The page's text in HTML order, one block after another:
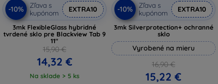
-10%
Zľava s
kupónom
EXTRA10
3mk FlexibleGlass hybridné
tvrdené sklo pre Blackview Tab 9
11"
15,90 €
14,32 €
Na sklade > 5 ks
-10%
Zľava s
kupónom
EXTRA10
3mk Silverprotection+ ochranné
sklo
Vyrobené na mieru
16,90 €
15,22 €